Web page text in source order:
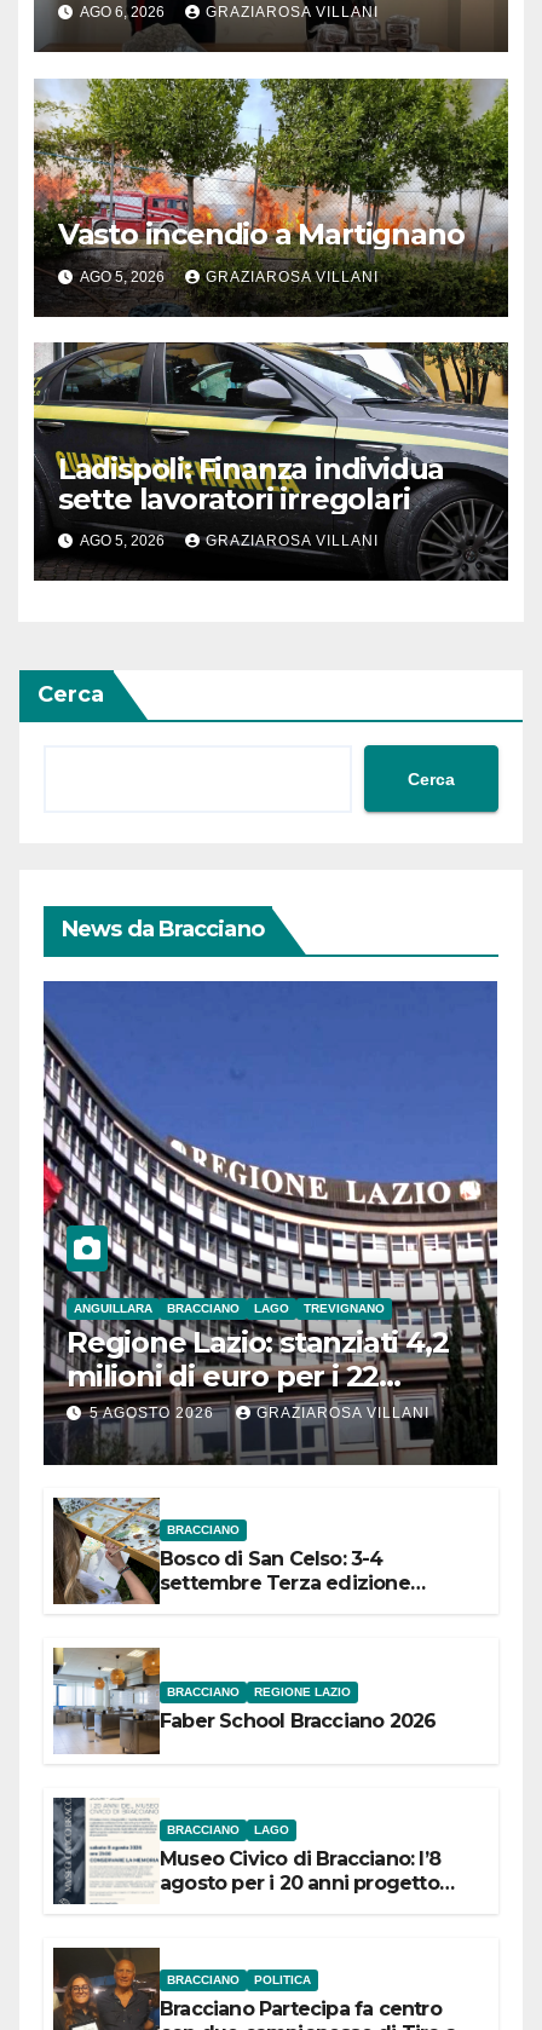
AGO 6, 2026 GRAZIAROSA VILLANI
Vasto incendio a Martignano
AGO 5, 2026 GRAZIAROSA VILLANI
Ladispoli: Finanza individua
sette lavoratori irregolari
AGO 5, 2026 GRAZIAROSA VILLANI
Cerca
Cerca
News da Bracciano
ANGUILLARA BRACCIANO LAGO TREVIGNANO
Regione Lazio: stanziati 4,2
milioni di euro per i 22
Comuni dell’Etruria
Meridionale
5 AGOSTO 2026 GRAZIAROSA VILLANI
BRACCIANO
Bosco di San Celso: 3-4
settembre Terza edizione
BRACCIANO REGIONE LAZIO
Faber School Bracciano 2026
BRACCIANO LAGO
Museo Civico di Bracciano: l’8
agosto per i 20 anni progetto
BRACCIANO POLITICA
Bracciano Partecipa fa centro